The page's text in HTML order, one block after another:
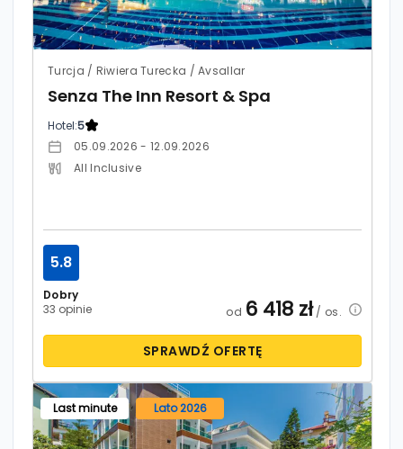
Turcja / Riwiera Turecka / Avsallar
Senza The Inn Resort & Spa
Hotel:5
05.09.2026 - 12.09.2026
All Inclusive
Dobry
33 opinie
5.8
od 6 418 zł/ os.
SPRAWDŹ OFERTĘ
Last minute Lato 2026